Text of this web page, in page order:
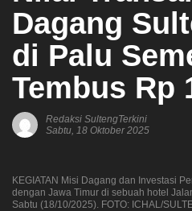
Dagang
di Palu
Tembus Rp
Redaksi SultengTerkini
Sabtu, 18 Oktober 2025
KEGIATAN Misi Dagang dan Investasi
dengan Jawa Timur di sebuah hotel
Sabtu (18/10/2025). FOTO: ICHAL/